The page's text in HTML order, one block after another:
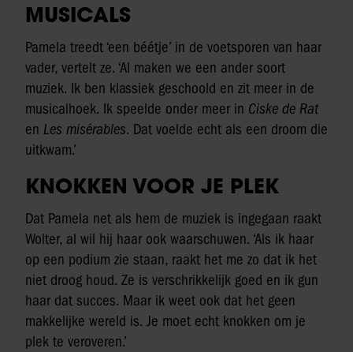
MUSICALS
Pamela treedt ‘een béétje’ in de voetsporen van haar
vader, vertelt ze. ‘Al maken we een ander soort
muziek. Ik ben klassiek geschoold en zit meer in de
musicalhoek. Ik speelde onder meer in Ciske de Rat
en Les misérables. Dat voelde echt als een droom die
uitkwam.’
KNOKKEN VOOR JE PLEK
Dat Pamela net als hem de muziek is ingegaan raakt
Wolter, al wil hij haar ook waarschuwen. ‘Als ik haar
op een podium zie staan, raakt het me zo dat ik het
niet droog houd. Ze is verschrikkelijk goed en ik gun
haar dat succes. Maar ik weet ook dat het geen
makkelijke wereld is. Je moet echt knokken om je
plek te veroveren.’